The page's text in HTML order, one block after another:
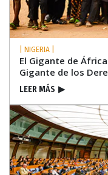
| NIGERIA |
El Gigante de
Gigante de los
LEER MÁS ▶